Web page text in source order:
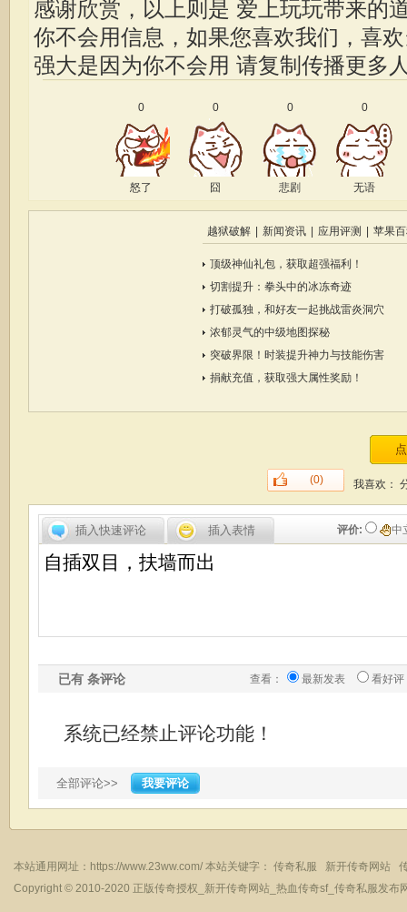
感谢欣赏，以上则是 爱上玩玩带来的
你不会用信息，如果您喜欢我们，喜
强大是因为你不会用 请复制传播更多
0
怒了
0
囧
0
悲剧
0
无语
越狱破解 新闻资讯 应用评测 苹果
顶级神仙礼包，获取超强福利！
切割提升：拳头中的冰冻奇迹
打破孤独，和好友一起挑战雷炎洞穴
浓郁灵气的中级地图探秘
突破界限！时装提升神力与技能伤害
捐献充值，获取强大属性奖励！
我喜欢：
(0)
评价: 中
插入快速评论 插入表情
已有 条评论 查看： 最新发表 看好评
系统已经禁止评论功能！
全部评论>> 我要评论
本站通用网址： https://www.23ww.com/ 本站关键字： 传奇私服 新开传奇网站
Copyright © 2010-2020 正版传奇授权_新开传奇网站_热血传奇sf_传奇私服发布